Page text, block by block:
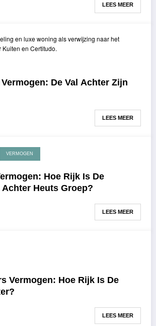
LEES MEER
De Val Achter Zijn
LEES MEER
VERMOGEN
Hoe Rijk Is De
Heuts Groep?
LEES MEER
Vermogen: Hoe Rijk Is De
LEES MEER